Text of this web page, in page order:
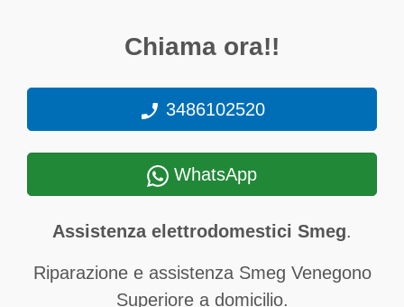
Chiama ora!!
3486102520
WhatsApp
Assistenza elettrodomestici Smeg.
Riparazione e assistenza Smeg Venegono
Superiore a domicilio.